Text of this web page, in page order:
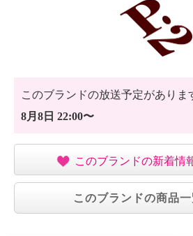
このブランドの放送予定がありま
8月8日 22:00〜
このブランドの新着情
このブランドの商品